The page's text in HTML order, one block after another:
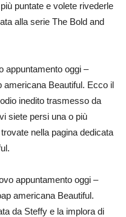
puntate e volete rivederle
alla serie The Bold and
appuntamento oggi –
americana Beautiful. Ecco il
inedito trasmesso da
siete persi una o più
nella pagina dedicata
appuntamento oggi –
americana Beautiful.
da Steffy e la implora di